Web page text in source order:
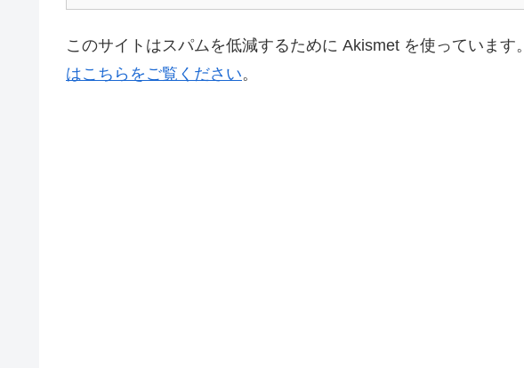
このサイトはスパムを低減するために Akismet を使っています。
はこちらをご覧ください。